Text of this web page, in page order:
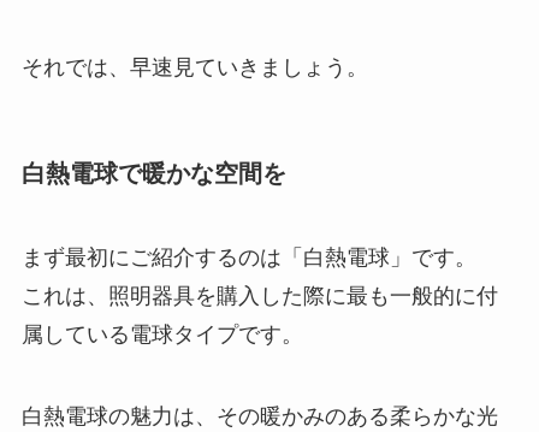
それでは、早速見ていきましょう。
白熱電球で暖かな空間を
まず最初にご紹介するのは「白熱電球」です。
これは、照明器具を購入した際に最も一般的に付
属している電球タイプです。
白熱電球の魅力は、その暖かみのある柔らかな光